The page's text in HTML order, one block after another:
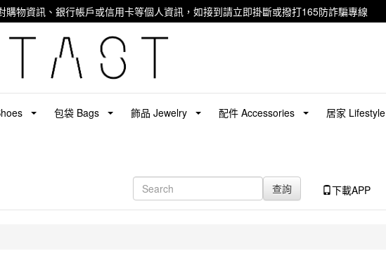
物資訊、銀行帳戶或信用卡等個人資訊，如接到請立即掛斷或撥打165防詐騙專線
包袋 Bags 飾品 Jewelry 配件 Accessories 居家 Lifestyle
下載APP
查詢